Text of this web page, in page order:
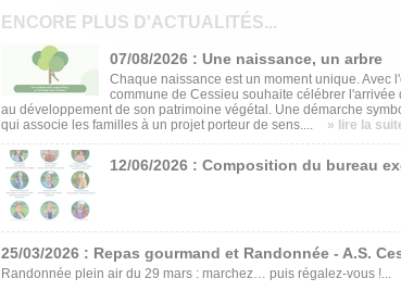
ENCORE PLUS D'ACTUALITÉS...
07/08/2026 : Une naissance, un arbre
Chaque naissance est un moment unique. Avec
commune de Cessieu souhaite célébrer
au développement de son patrimoine végétal. Une démarche
qui associe les familles à un projet porteur de sens....
» lire la
12/06/2026 : Composition du bureau
25/03/2026 : Repas gourmand et Randonnée - A.S.
Randonnée plein air du 29 mars : marchez… puis régalez-vous !...